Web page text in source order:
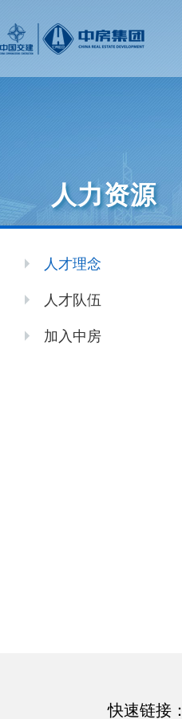
人力资源
人才理念
人才队伍
加入中房
快速链接：